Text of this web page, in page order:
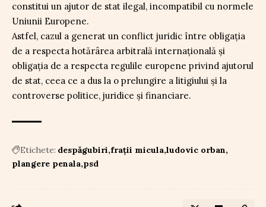
constitui un ajutor de stat ilegal, incompatibil cu normele
Uniunii Europene.
Astfel, cazul a generat un conflict juridic între obligația
de a respecta hotărârea arbitrală internațională și
obligația de a respecta regulile europene privind ajutorul
de stat, ceea ce a dus la o prelungire a litigiului și la
controverse politice, juridice și financiare.
Etichete: despăgubiri frații micula ludovic orban
plangere penala psd